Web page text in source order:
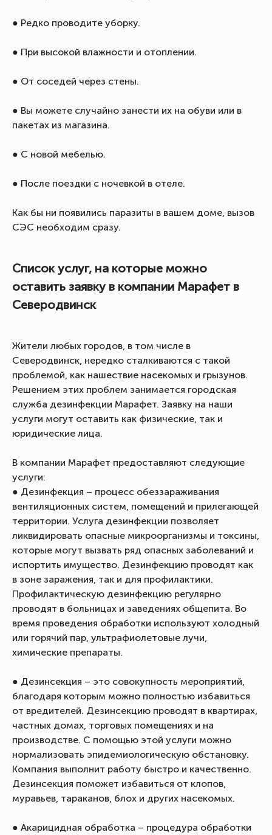
● Редко проводите уборку.
● При высокой влажности и отоплении.
● От соседей через стены.
● Вы можете случайно занести их на обуви или в
пакетах из магазина.
● С новой мебелью.
● После поездки с ночевкой в отеле.
Как бы ни появились паразиты в вашем доме, вызов
СЭС необходим сразу.
Список услуг, на которые можно
оставить заявку в компании Марафет в
Северодвинск
Жители любых городов, в том числе в
Северодвинск, нередко сталкиваются с такой
проблемой, как нашествие насекомых и грызунов.
Решением этих проблем занимается городская
служба дезинфекции Марафет. Заявку на наши
услуги могут оставить как физические, так и
юридические лица.
В компании Марафет предоставляют следующие
услуги:
● Дезинфекция – процесс обеззараживания
вентиляционных систем, помещений и прилегающей
территории. Услуга дезинфекции позволяет
ликвидировать опасные микроорганизмы и токсины,
которые могут вызвать ряд опасных заболеваний и
испортить имущество. Дезинфекцию проводят как
в зоне заражения, так и для профилактики.
Профилактическую дезинфекцию регулярно
проводят в больницах и заведениях общепита. Во
время проведения обработки используют холодный
или горячий пар, ультрафиолетовые лучи,
химические препараты.
● Дезинсекция – это совокупность мероприятий,
благодаря которым можно полностью избавиться
от вредителей. Дезинсекцию проводят в квартирах,
частных домах, торговых помещениях и на
производстве. С помощью этой услуги можно
нормализовать эпидемиологическую обстановку.
Компания выполнит работу быстро и качественно.
Дезинсекция поможет избавиться от клопов,
муравьев, тараканов, блох и других насекомых.
● Акарицидная обработка – процедура обработки